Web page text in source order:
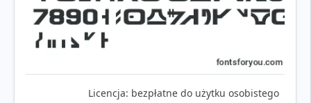
Licencja: bezpłatne do użytku osobistego